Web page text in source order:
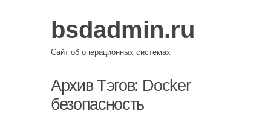
bsdadmin.ru
Сайт об операционных системах
Архив Тэгов: Docker
безопасность